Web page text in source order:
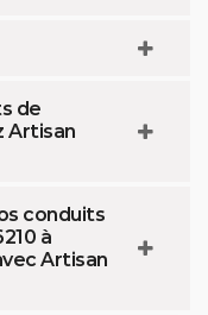
de
Artisan
conduits
à
Artisan